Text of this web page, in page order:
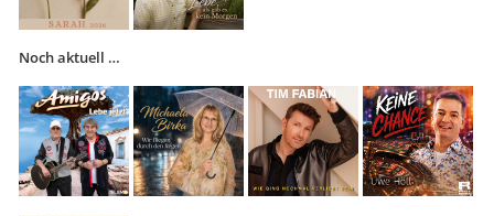
Noch aktuell …